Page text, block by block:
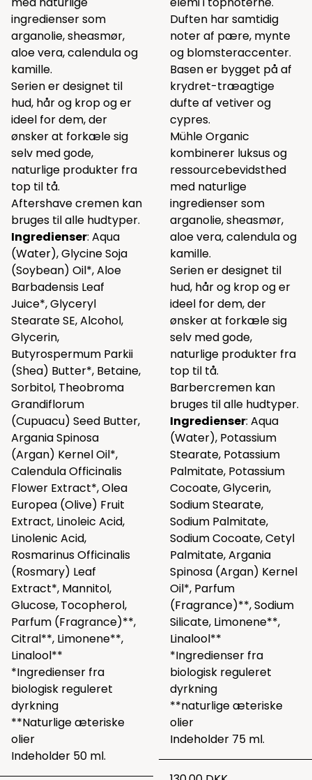
ingredienser som
arganolie, sheasmør,
aloe vera, calendula og
kamille.
Serien er designet til
hud, hår og krop og er
ideel for dem, der
ønsker at forkæle sig
selv med gode,
naturlige produkter fra
top til tå.
Aftershave cremen kan
bruges til alle hudtyper.
Ingredienser: Aqua
(Water), Glycine Soja
(Soybean) Oil*, Aloe
Barbadensis Leaf
Juice*, Glyceryl
Stearate SE, Alcohol,
Glycerin,
Butyrospermum Parkii
(Shea) Butter*, Betaine,
Sorbitol, Theobroma
Grandiflorum
(Cupuacu) Seed Butter,
Argania Spinosa
(Argan) Kernel Oil*,
Calendula Officinalis
Flower Extract*, Olea
Europea (Olive) Fruit
Extract, Linoleic Acid,
Linolenic Acid,
Rosmarinus Officinalis
(Rosmary) Leaf
Extract*, Mannitol,
Glucose, Tocopherol,
Parfum (Fragrance)**,
Citral**, Limonene**,
Linalool**
*Ingredienser fra
biologisk reguleret
dyrkning
**Naturlige æteriske
olier
Indeholder 50 ml.
Duften har samtidig
noter af pære, mynte
og blomsteraccenter.
Basen er bygget på af
krydret-træagtige
dufte af vetiver og
cypres.
Mühle Organic
kombinerer luksus og
ressourcebevidsthed
med naturlige
ingredienser som
arganolie, sheasmør,
aloe vera, calendula og
kamille.
Serien er designet til
hud, hår og krop og er
ideel for dem, der
ønsker at forkæle sig
selv med gode,
naturlige produkter fra
top til tå.
Barbercremen kan
bruges til alle hudtyper.
Ingredienser: Aqua
(Water), Potassium
Stearate, Potassium
Palmitate, Potassium
Cocoate, Glycerin,
Sodium Stearate,
Sodium Palmitate,
Sodium Cocoate, Cetyl
Palmitate, Argania
Spinosa (Argan) Kernel
Oil*, Parfum
(Fragrance)**, Sodium
Silicate, Limonene**,
Linalool**
*Ingredienser fra
biologisk reguleret
dyrkning
**naturlige æteriske
olier
Indeholder 75 ml.